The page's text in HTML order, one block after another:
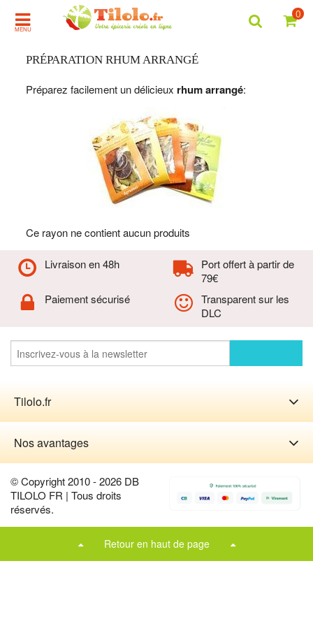
MENU
0
PRÉPARATION RHUM ARRANGÉ
Préparez facilement un délicieux rhum arrangé:
Ce rayon ne contient aucun produits
Livraison en 48h
Port offert à partir de
79€
Paiement sécurisé
Transparent sur les
DLC
Tilolo.fr
Nos avantages
© Copyright 2010 - 2026 DB
TILOLO FR | Tous droits
réservés.
Retour en haut de page